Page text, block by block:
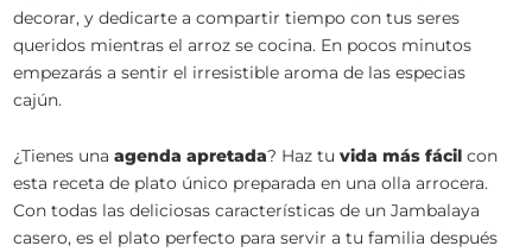
decorar, y dedicarte a compartir tiempo con tus seres
queridos mientras el arroz se cocina. En pocos minutos
empezarás a sentir el irresistible aroma de las especias
cajún.
¿Tienes unaagenda apretada? Haz tuvida más fácil con
esta receta de plato único preparada en una olla arrocera.
Con todas las deliciosas características de un Jambalaya
casero, es el plato perfecto para servir a tu familia después